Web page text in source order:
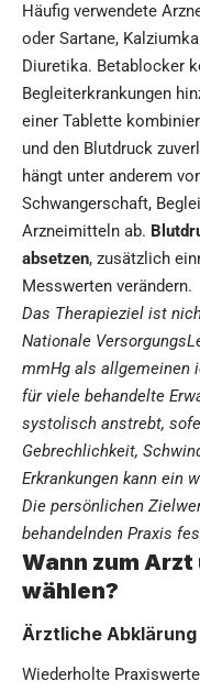
Häufig verwendete
oder Sartane,
Diuretika. Betablocker
Begleiterkrankungen
einer Tablette
und den Blutdruck
hängt unter anderem
Schwangerschaft,
Arzneimitteln ab.
absetzen, zusätzlich
Messwerten verändern.
Das Therapieziel ist
Nationale
mmHg als allgemeinen
für viele behandelte
systolisch anstrebt,
Gebrechlichkeit,
Erkrankungen kann ein
Die persönlichen
behandelnden Praxis
Wann zum Arzt
wählen?
Ärztliche Abklärung
Wiederholte